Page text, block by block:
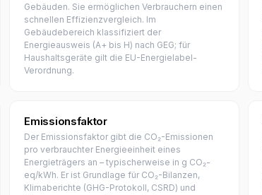
Gebäuden. Sie ermöglichen Verbrauchern einen
schnellen Effizienzvergleich. Im
Gebäudebereich klassifiziert der
Energieausweis (A+ bis H) nach GEG; für
Haushaltsgeräte gilt die EU-Energielabel-
Verordnung.
Emissionsfaktor
Der Emissionsfaktor gibt die CO₂-Emissionen
pro verbrauchter Energieeinheit eines
Energieträgers an – typischerweise in g CO₂-
eq/kWh. Er ist Grundlage für CO₂-Bilanzen,
Klimaberichte (GHG-Protokoll, CSRD) und